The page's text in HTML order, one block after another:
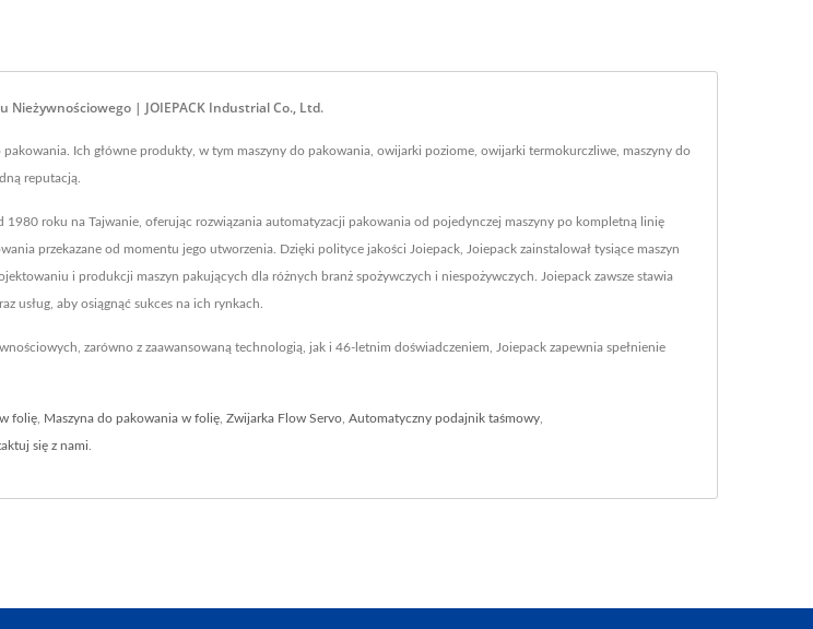
Nieżywnościowego | JOIEPACK Industrial Co., Ltd.
Ich główne produkty, w tym maszyny do pakowania, owijarki poziome, owijarki termokurczliwe, maszyny do
reputacją.
roku na Tajwanie, oferując rozwiązania automatyzacji pakowania od pojedynczej maszyny po kompletną linię
przekazane od momentu jego utworzenia. Dzięki polityce jakości Joiepack, Joiepack zainstalował tysiące maszyn
i produkcji maszyn pakujących dla różnych branż spożywczych i niespożywczych. Joiepack zawsze stawia
usług, aby osiągnąć sukces na ich rynkach.
zarówno z zaawansowaną technologią, jak i 46-letnim doświadczeniem, Joiepack zapewnia spełnienie
folię Maszyna do pakowania w folię Zwijarka Flow Servo Automatyczny podajnik taśmowy
się z nami